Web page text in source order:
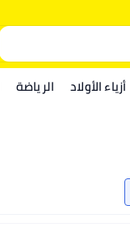
أزياء الأولاد الرياضة